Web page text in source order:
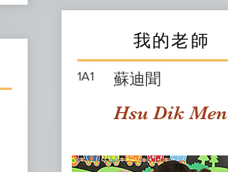
我的老師
1A1 蘇迪聞
Hsu Dik Men